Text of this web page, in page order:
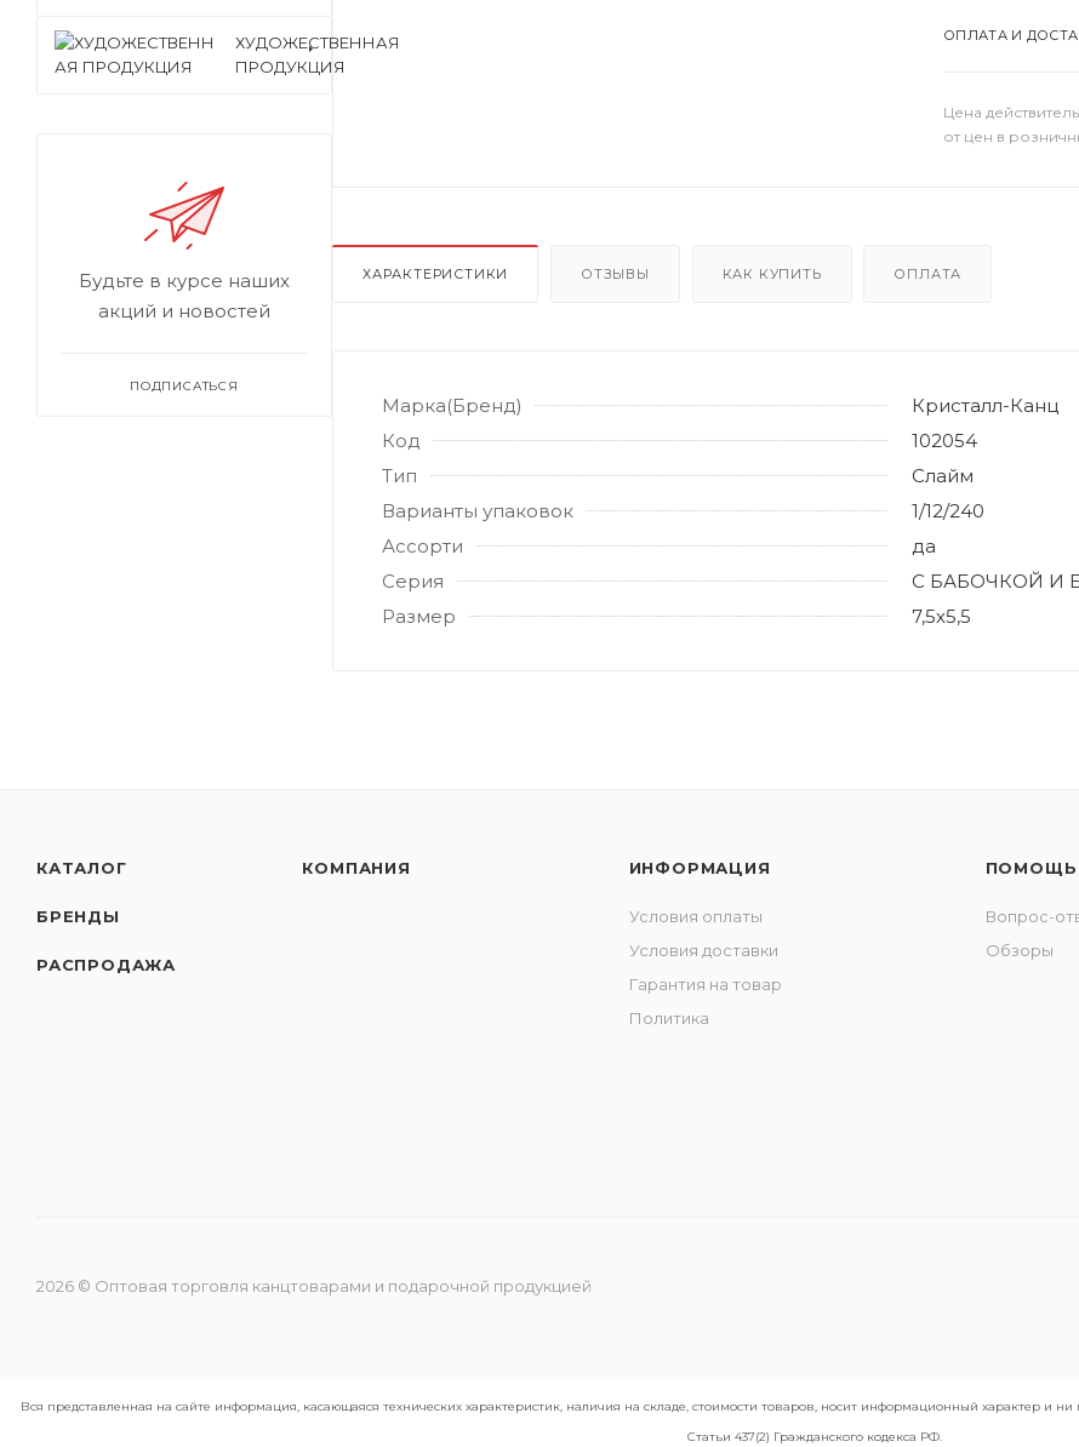
ОПЛАТА И
Цена
от цен в
ХАРАКТЕРИСТИКИ ОТЗЫВЫ КАК КУПИТЬ ОПЛАТА
Марка(Бренд)
Кристалл-Канц
Код
102054
Тип
Слайм
Варианты упаковок
1/12/240
Ассорти
да
Серия
С БАБОЧКОЙ И
Размер
7,5х5,5
ХУДОЖЕСТВЕННАЯ
ПРОДУКЦИЯ
Будьте в курсе наших
акций и новостей
ПОДПИСАТЬСЯ
КАТАЛОГ
БРЕНДЫ
РАСПРОДАЖА
КОМПАНИЯ ИНФОРМАЦИЯ
Условия оплаты
Условия доставки
Гарантия на товар
Политика
ПОМОЩЬ
Вопрос-
Обзоры
2026 © Оптовая торговля канцтоварами и подарочной продукцией
Вся представленная на сайте информация, касающаяся технических характеристик, наличия на складе, стоимости товаров, носит информационный характер и
Статьи 437(2) Гражданского кодекса РФ.